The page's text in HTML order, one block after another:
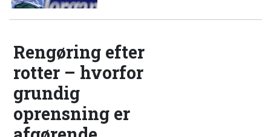
Rengøring efter
rotter – hvorfor
grundig
oprensning er